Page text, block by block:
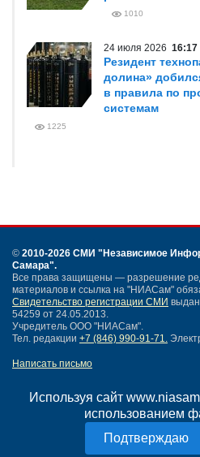
Используя сайт
использованием
1010
24 июля 2026 16:17
Резидент
долина»
в правила по
системам
1225
© 2010-2026 СМИ "Независимое
Самара".
Все права защищены — разрешение
материалов и ссылка на "НИАСам"
Свидетельство регистрации СМИ
54259 от 24.05.2013.
Учредитель ООО "НИАСам".
Тел. редакции +7 (846) 990-91-71.
Написать письмо
Нашли ошибку?
Политика конфиденциальности